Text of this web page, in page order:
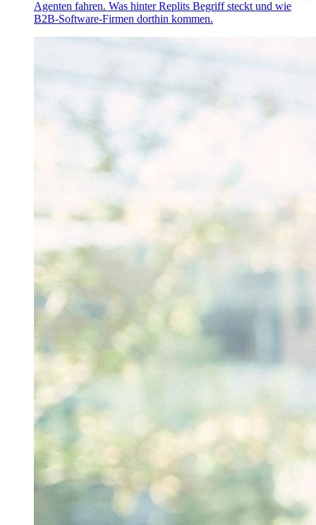
Agenten fahren. Was hinter Replits Begriff steckt und wie
B2B-Software-Firmen dorthin kommen.